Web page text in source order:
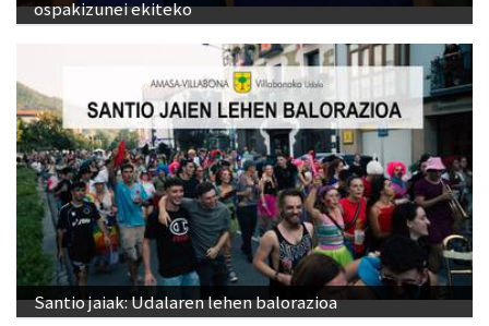
ospakizunei ekiteko
Santio jaiak: Udalaren lehen balorazioa